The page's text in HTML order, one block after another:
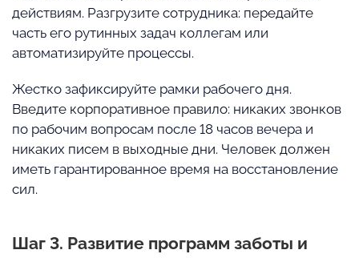
действиям. Разгрузите сотрудника: передайте
часть его рутинных задач коллегам или
автоматизируйте процессы.
Жестко зафиксируйте рамки рабочего дня.
Введите корпоративное правило: никаких звонков
по рабочим вопросам после 18 часов вечера и
никаких писем в выходные дни. Человек должен
иметь гарантированное время на восстановление
сил.
Шаг 3. Развитие программ заботы и